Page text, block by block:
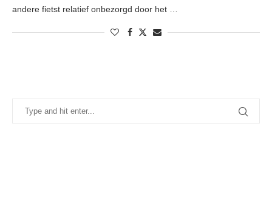
andere fietst relatief onbezorgd door het …